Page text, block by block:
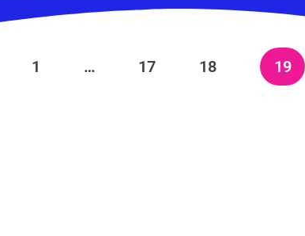
1 … 17 18 19